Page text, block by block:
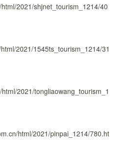
2021/shjnet_tourism_1214/40
2021/1545ts_tourism_1214/31
2021/tongliaowang_tourism_1
html/2021/pinpai_1214/780.ht